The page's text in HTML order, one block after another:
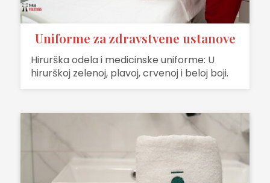
Uniforme za zdravstvene ustanove
Hirurška odela i medicinske uniforme: U
hirurškoj zelenoj, plavoj, crvenoj i beloj boji.